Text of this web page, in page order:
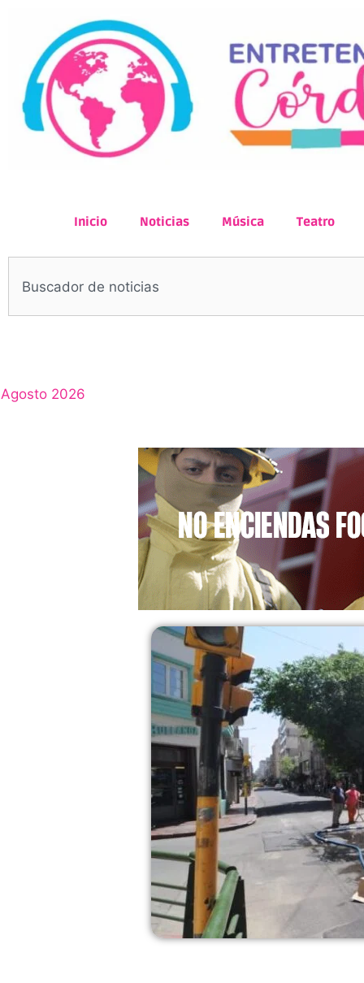
Inicio Noticias Música Teatro
Agosto 2026